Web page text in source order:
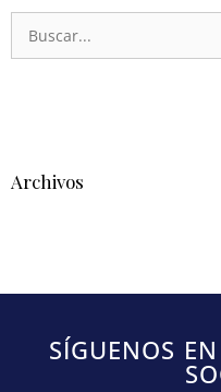
Archivos
SÍGUENOS